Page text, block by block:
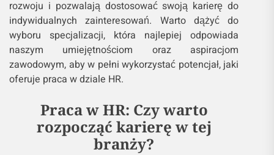
rozwoju i pozwalają dostosować swoją karierę do
indywidualnych zainteresowań. Warto dążyć do
wyboru specjalizacji, która najlepiej odpowiada
naszym umiejętnościom oraz aspiracjom
zawodowym, aby w pełni wykorzystać potencjał, jaki
oferuje praca w dziale HR.
Praca w HR: Czy warto
rozpocząć karierę w tej
branży?